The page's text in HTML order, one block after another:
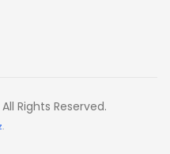
All Rights Reserved.
.